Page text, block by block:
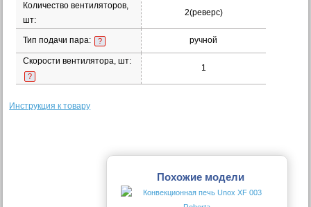
Количество вентиляторов,
шт:
2(реверс)
Тип подачи пара: ? ручной
Скорости вентилятора, шт:
?
1
Инструкция к товару
Похожие модели